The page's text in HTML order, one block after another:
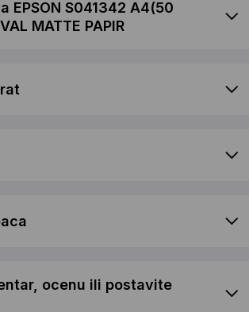
EPSON S041342 A4(50
MATTE PAPIR
ocenu ili postavite